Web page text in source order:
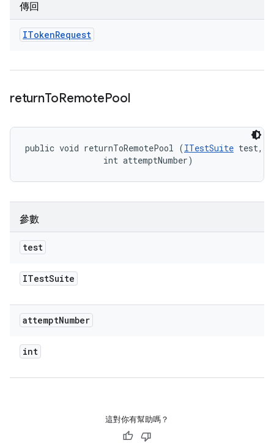
傳回
ITokenRequest
returnToRemotePool
public void returnToRemotePool (ITestSuite test,
                int attemptNumber)
參數
test
ITestSuite
attemptNumber
int
這對你有幫助嗎？